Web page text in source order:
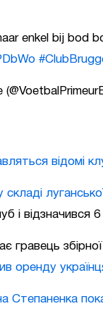
enkel bij bod
відомі
і відзначився
гравець
оренду
Степаненка